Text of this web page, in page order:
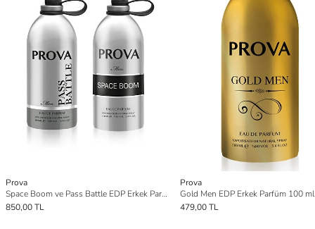
Prova
Space Boom ve Pass Battle EDP Erkek Parfüm Seti 2 x 100 ml
850,00 TL
Prova
Gold Men EDP Erkek Parfüm 100 ml
479,00 TL